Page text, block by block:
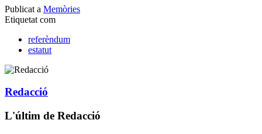
Publicat a Memòries
Etiquetat com
referèndum
estatut
Redacció
L'últim de Redacció